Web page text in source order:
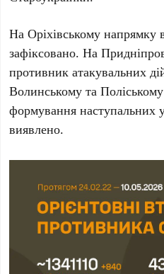
На Оріхівському напрямку
зафіксовано.На
противник атакувальних
Волинському та
формування наступальних
виявлено.